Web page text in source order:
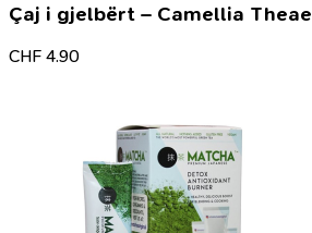
Çaj i gjelbërt – Camellia Theae
CHF 4.90